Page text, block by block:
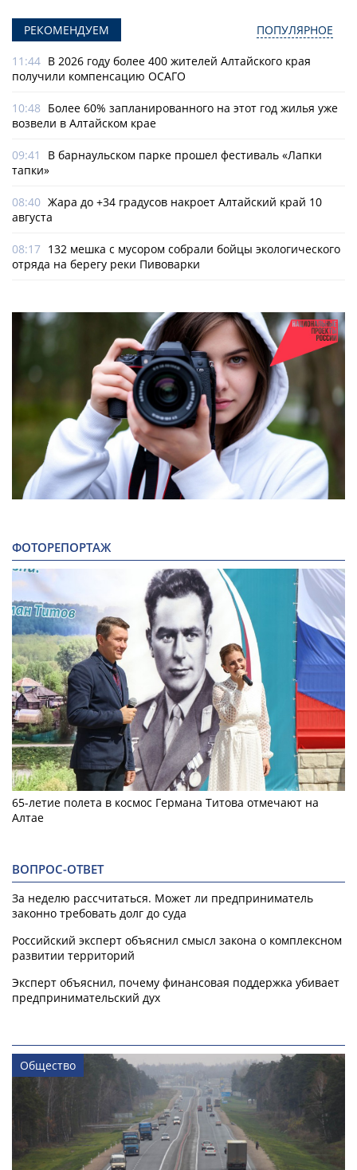
РЕКОМЕНДУЕМ ПОПУЛЯРНОЕ
11:44 В 2026 году более 400 жителей Алтайского края
получили компенсацию ОСАГО
10:48 Более 60% запланированного на этот год жилья уже
возвели в Алтайском крае
09:41
В барнаульском парке прошел фестиваль «Лапки
тапки»
08:40 Жара до +34 градусов накроет Алтайский край 10
августа
08:17 132 мешка с мусором собрали бойцы экологического
отряда на берегу реки Пивоварки
ФОТОРЕПОРТАЖ
65-летие полета в космос Германа Титова отмечают на
Алтае
ВОПРОС-ОТВЕТ
За неделю рассчитаться. Может ли предприниматель
законно требовать долг до суда
Российский эксперт объяснил смысл закона о комплексном
развитии территорий
Эксперт объяснил, почему финансовая поддержка убивает
предпринимательский дух
Общество